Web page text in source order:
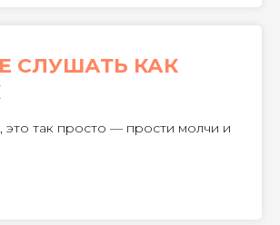
СЛУШАТЬ КАК
это так просто — прости молчи и